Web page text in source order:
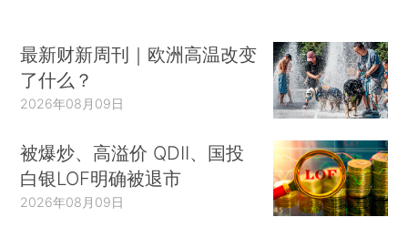
最新财新周刊｜欧洲高温改变
了什么？
2026年08月09日
被爆炒、高溢价 QDII、国投
白银LOF明确被退市
2026年08月09日